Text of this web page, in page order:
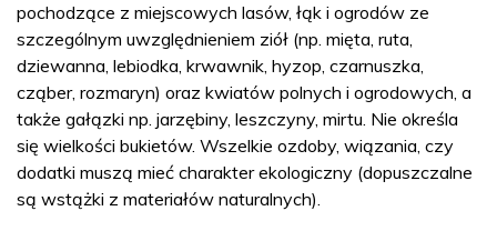
pochodzące z miejscowych lasów, łąk i ogrodów ze
szczególnym uwzględnieniem ziół (np. mięta, ruta,
dziewanna, lebiodka, krwawnik, hyzop, czarnuszka,
cząber, rozmaryn) oraz kwiatów polnych i ogrodowych, a
także gałązki np. jarzębiny, leszczyny, mirtu. Nie określa
się wielkości bukietów. Wszelkie ozdoby, wiązania, czy
dodatki muszą mieć charakter ekologiczny (dopuszczalne
są wstążki z materiałów naturalnych).